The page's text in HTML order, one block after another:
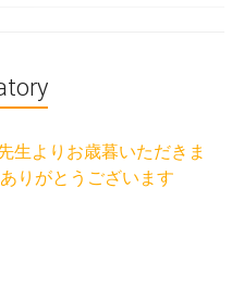
生よりお歳暮いただきま
りがとうございます